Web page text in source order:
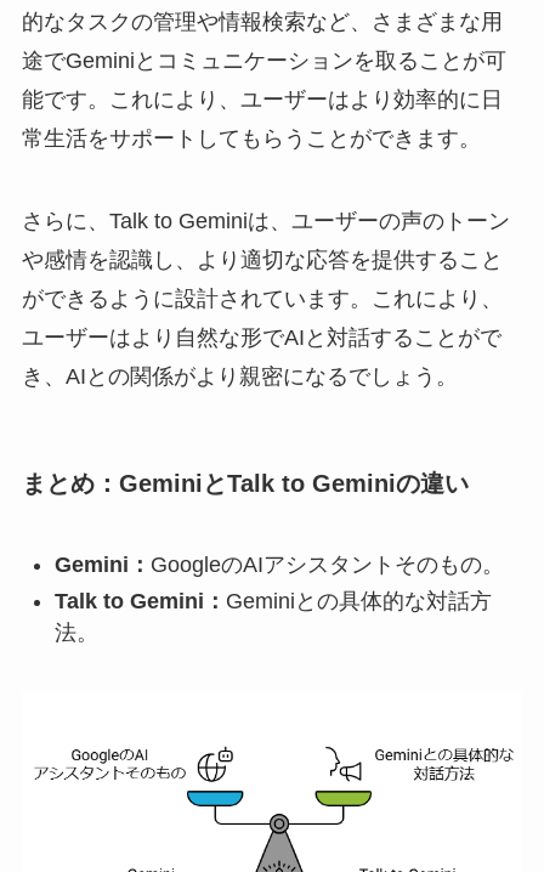
的なタスクの管理や情報検索など、さまざまな用
途でGeminiとコミュニケーションを取ることが可
能です。これにより、ユーザーはより効率的に日
常生活をサポートしてもらうことができます。
さらに、Talk to Geminiは、ユーザーの声のトーン
や感情を認識し、より適切な応答を提供すること
ができるように設計されています。これにより、
ユーザーはより自然な形でAIと対話することがで
き、AIとの関係がより親密になるでしょう。
まとめ：GeminiとTalk to Geminiの違い
Gemini： GoogleのAIアシスタントそのもの。
Talk to Gemini： Geminiとの具体的な対話方
法。